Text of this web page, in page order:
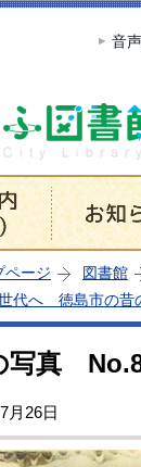
音
ページ 図書館
代へ 徳島市の昔
写真
月26日